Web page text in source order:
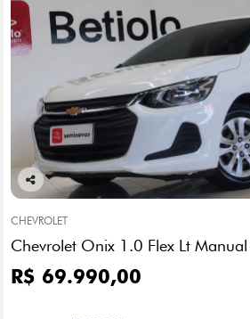
Co
arti
lhe
CHEVROLET
Chevrolet Onix 1.0 Flex Lt
R$ 69.990,00